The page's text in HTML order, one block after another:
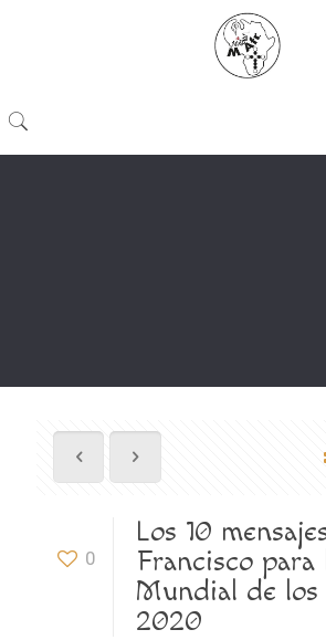
0
Los 10
Francisco para
Mundial de los
2020